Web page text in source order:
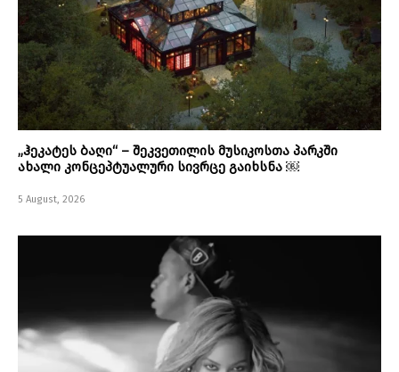
„ჰეკატეს ბაღი“ – შეკვეთილის მუსიკოსთა პარკში
ახალი კონცეპტუალური სივრცე გაიხსნა ￼
5 August, 2026